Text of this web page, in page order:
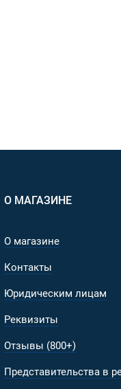
О МАГАЗИНЕ
О магазине
Контакты
Юридическим лицам
Реквизиты
Отзывы (800+)
Представительства в